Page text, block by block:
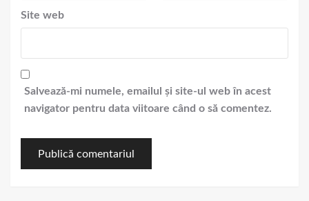
Site web
Salvează-mi numele, emailul și site-ul web în acest
navigator pentru data viitoare când o să comentez.